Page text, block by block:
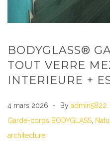
BODYGLASS®
TOUT VERRE
INTERIEURE +
4 mars 2026 By admin5822
Garde-corps BODYGLASS
architecture